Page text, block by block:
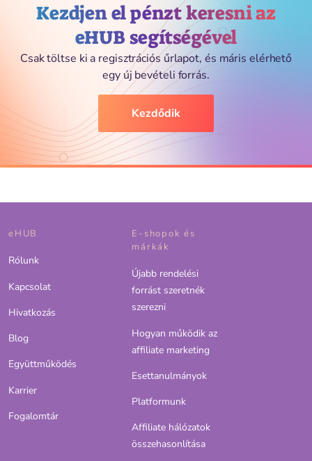
Kezdjen el pénzt keresni az
eHUB segítségével
Csak töltse ki a regisztrációs űrlapot, és máris elérhető
egy új bevételi forrás.
Kezdődik
eHUB
Rólunk
Kapcsolat
Hivatkozás
Blog
Együttműködés
Karrier
Fogalomtár
E-shopok és
márkák
Újabb rendelési
forrást szeretnék
szerezni
Hogyan működik az
affiliate marketing
Esettanulmányok
Platformunk
Affiliate hálózatok
összehasonlítása